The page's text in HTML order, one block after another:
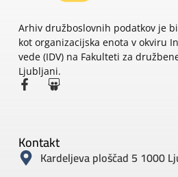
Arhiv družboslovnih podatkov je
kot organizacijska enota v okviru
vede (IDV) na Fakulteti za
Ljubljani.
Kontakt
Kardeljeva ploščad 5 1000